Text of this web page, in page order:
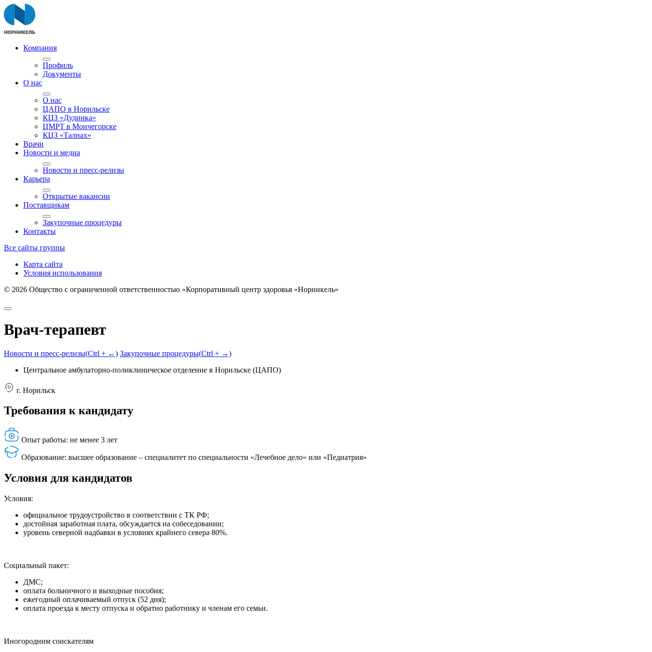
Компания
Профиль
Документы
О нас
О нас
ЦАПО в Норильске
КЦЗ «Дудинка»
ЦМРТ в Мончегорске
КЦЗ «Талнах»
Врачи
Новости и медиа
Новости и пресс-релизы
Карьера
Открытые вакансии
Поставщикам
Закупочные процедуры
Контакты
Все сайты группы
Карта сайта
Условия использования
© 2026 Общество с ограниченной ответственностью «Корпоративный центр здоровья «Норникель»
Врач-терапевт
Новости и пресс-релизы(Ctrl + ←) Закупочные процедуры(Ctrl + →)
Центральное амбулаторно-поликлиническое отделение в Норильске (ЦАПО)
г. Норильск
Требования к кандидату
Опыт работы: не менее 3 лет
Образование: высшее образование – специалитет по специальности «Лечебное дело» или «Педиатрия»
Условия для кандидатов
Условия:
официальное трудоустройство в соответствии с ТК РФ;
достойная заработная плата, обсуждается на собеседовании;
уровень северной надбавки в условиях крайнего севера 80%.
Социальный пакет:
ДМС;
оплата больничного и выходные пособия;
ежегодный оплачиваемый отпуск (52 дня);
оплата проезда к месту отпуска и обратно работнику и членам его семьи.
Иногородним соискателям